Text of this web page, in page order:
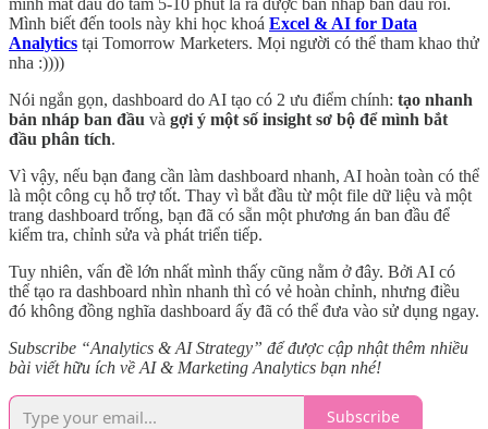
Mình biết đến tools này khi học khoá Excel & AI for Data
Analytics tại Tomorrow Marketers. Mọi người có thể tham khao thử
nha :))))
Nói ngắn gọn, dashboard do AI tạo có 2 ưu điểm chính: tạo nhanh
bản nháp ban đầu và gợi ý một số insight sơ bộ để mình bắt
đầu phân tích.
Vì vậy, nếu bạn đang cần làm dashboard nhanh, AI hoàn toàn có thể
là một công cụ hỗ trợ tốt. Thay vì bắt đầu từ một file dữ liệu và một
trang dashboard trống, bạn đã có sẵn một phương án ban đầu để
kiểm tra, chỉnh sửa và phát triển tiếp.
Tuy nhiên, vấn đề lớn nhất mình thấy cũng nằm ở đây. Bởi AI có
thể tạo ra dashboard nhìn nhanh thì có vẻ hoàn chỉnh, nhưng điều
đó không đồng nghĩa dashboard ấy đã có thể đưa vào sử dụng ngay.
Subscribe “Analytics & AI Strategy” để được cập nhật thêm nhiều
bài viết hữu ích về AI & Marketing Analytics bạn nhé!
Subscribe